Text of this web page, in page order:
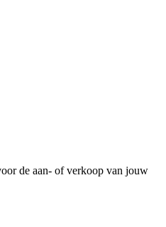
de aan- of verkoop van jouw